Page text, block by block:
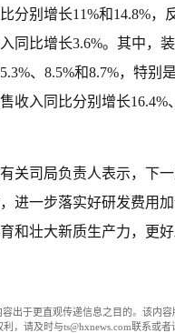
分别增长11%和14.8%
同比增长3.6%。其中，
、8.5%和8.7%，特
收入同比分别增长16.4%
关司局负责人表示，下
进一步落实好研发费用
和壮大新质生产力，更
容出于更直观传递信息之目的。该内
，请及时与ts@hxnews.com联系或